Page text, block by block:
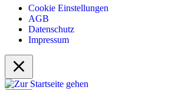
Cookie Einstellungen
AGB
Datenschutz
Impressum